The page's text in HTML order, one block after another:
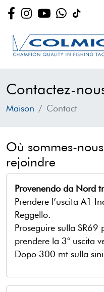
Contactez-
Maison Contact
Où sommes-
rejoindre
Provenendo da Nord
Prendere l’uscita A1
Reggello.
Proseguire sulla
prendere la 3° uscita
Dopo 300 mt sulla